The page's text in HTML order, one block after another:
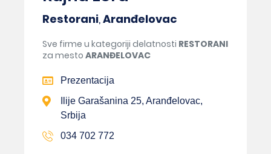
Restorani,Aranđelovac
Sve firme u kategoriji delatnosti RESTORANI
za mesto ARANĐELOVAC
Prezentacija
Ilije Garašanina 25, Aranđelovac,
Srbija
034 702 772